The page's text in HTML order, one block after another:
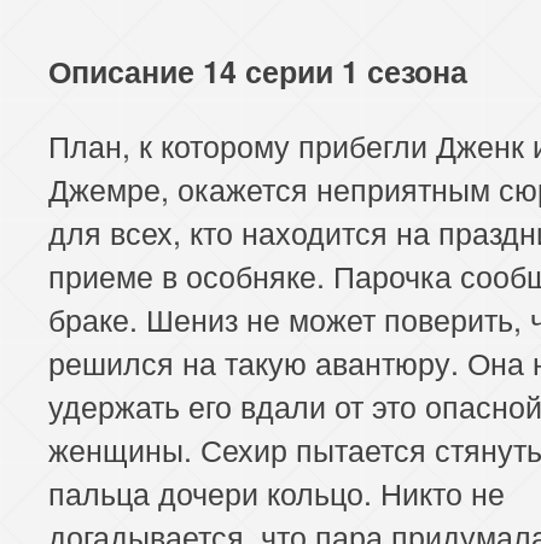
121 серия
122 серия 123 серия
125 серия
126 серия 127 серия
129 серия
130 серия 131 серия
133 серия
134 серия 135 серия
Описание 14 серии 1 сезона
План, к которому прибегли Дженк
Джемре, окажется неприятным
для всех, кто находится на
приеме в особняке. Парочка
браке. Шениз не может поверить,
решился на такую авантюру. Она
удержать его вдали от это опасной
женщины. Сехир пытается
пальца дочери кольцо. Никто не
догадывается, что пара